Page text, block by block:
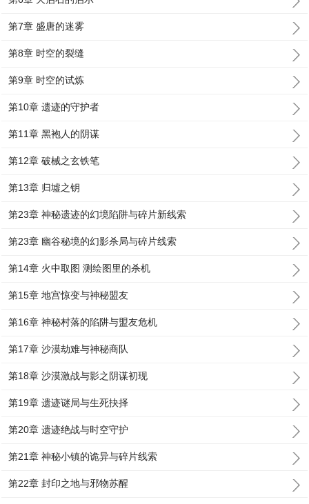
第7章 盛唐的迷雾
第8章 时空的裂缝
第9章 时空的试炼
第10章 遗迹的守护者
第11章 黑袍人的阴谋
第12章 破械之玄铁笔
第13章 归墟之钥
第23章 神秘遗迹的幻境陷阱与碎片新线索
第23章 幽谷秘境的幻影杀局与碎片线索
第14章 火中取图 测绘图里的杀机
第15章 地宫惊变与神秘盟友
第16章 神秘村落的陷阱与盟友危机
第17章 沙漠劫难与神秘商队
第18章 沙漠激战与影之阴谋初现
第19章 遗迹谜局与生死抉择
第20章 遗迹绝战与时空守护
第21章 神秘小镇的诡异与碎片线索
第22章 封印之地与邪物苏醒